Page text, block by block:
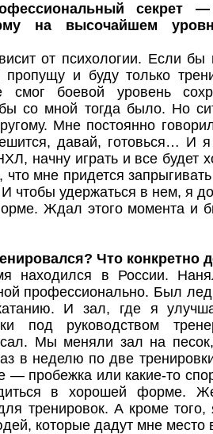
секрет
на высочайшем
от психологии. Если бы
и буду только
боевой уровень
со мной тогда было. Но
Мне постоянно
давай, готовься… И
начну играть и все будет
что мне придется
И чтобы удержаться в нем, я
Ждал этого момента и
Что конкретно
находился в России.
профессионально. Был
И зал, где я
под руководством
Мы меняли зал на
в неделю по две
пробежка или какие-то
в хорошей форме.
тренировок. А кроме
которые дадут мне место